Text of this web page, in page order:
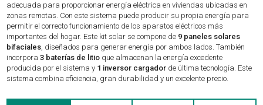
adecuada para proporcionar energía eléctrica en viviendas ubicadas en
zonas remotas. Con este sistema puede producir su propia energía para
permitir el correcto funcionamiento de los aparatos eléctricos más
importantes del hogar. Este kit solar se compone de 9 paneles solares
bifaciales, diseñados para generar energía por ambos lados. También
incorpora3 baterías de litio que almacenan la energía excedente
producida por el sistema y 1 inversor cargador de última tecnología. Este
sistema combina eficiencia, gran durabilidad y un excelente precio.